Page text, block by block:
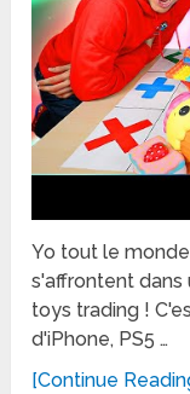
Yo tout le
s'affrontent dans
toys trading !
d'iPhone, PS5 …
[Continue